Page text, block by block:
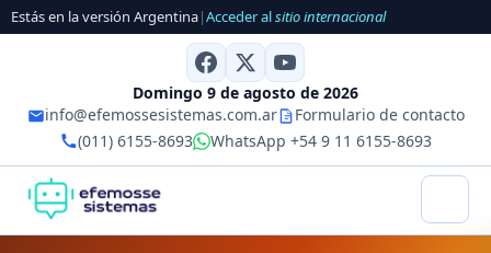
Estás en la versión Argentina|Acceder alsitio internacional
Domingo 9 de agosto de 2026
info@efemossesistemas.com.ar
Formulario de contacto
(011) 6155-8693
WhatsApp +54 9 11 6155-8693